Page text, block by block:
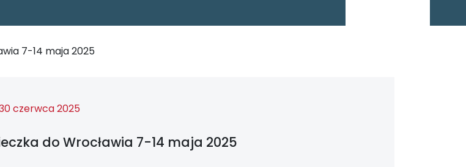
7-14 maja 2025
czerwca 2025
do Wrocławia 7-14 maja 2025